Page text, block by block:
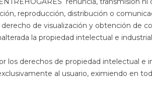
reproducción, distribución o
de visualización y obtención de
la propiedad intelectual e
los derechos de propiedad intelectual
al usuario, eximiendo en